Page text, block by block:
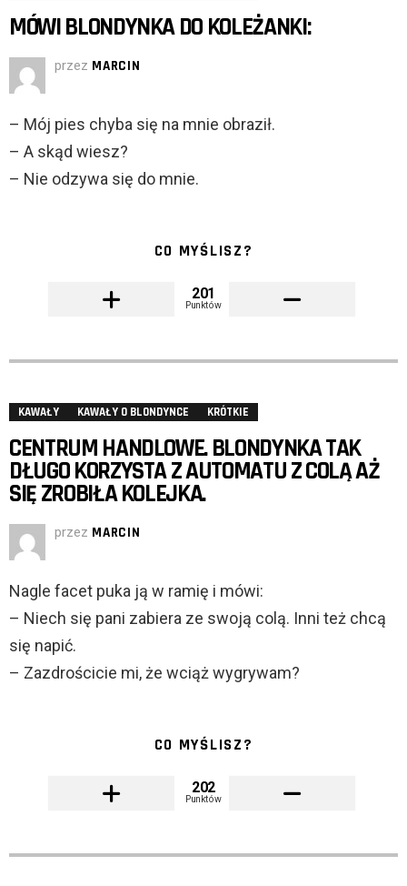
MÓWI BLONDYNKA DO KOLEŻANKI:
przez MARCIN
– Mój pies chyba się na mnie obraził.
– A skąd wiesz?
– Nie odzywa się do mnie.
CO MYŚLISZ?
201
Punktów
KAWAŁY KAWAŁY O BLONDYNCE KRÓTKIE
CENTRUM HANDLOWE. BLONDYNKA TAK
DŁUGO KORZYSTA Z AUTOMATU Z COLĄ AŻ
SIĘ ZROBIŁA KOLEJKA.
przez MARCIN
Nagle facet puka ją w ramię i mówi:
– Niech się pani zabiera ze swoją colą. Inni też chcą
się napić.
– Zazdrościcie mi, że wciąż wygrywam?
CO MYŚLISZ?
202
Punktów